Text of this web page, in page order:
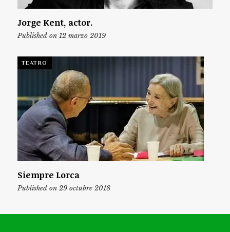
Jorge Kent, actor.
Published on 12 marzo 2019
TEATRO
Siempre Lorca
Published on 29 octubre 2018